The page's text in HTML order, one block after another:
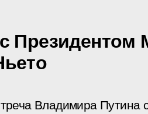
Президентом
Владимира Путина